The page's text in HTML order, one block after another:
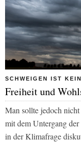
SCHWEIGEN IST
Freiheit und
Man sollte jedoch
mit dem Untergang
in der Klimafrage